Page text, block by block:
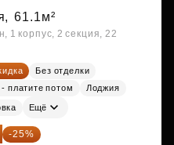
61.1м²
1 корпус, 2 секция, 22
Без отделки
платите потом
Лоджия
Ещё
-25%